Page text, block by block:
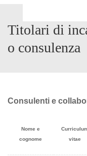
Titolari di
o consulenza
Consulenti e
Nome e
cognome
vitae